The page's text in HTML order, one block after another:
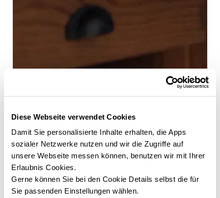
Diese Webseite verwendet Cookies
Damit Sie personalisierte Inhalte erhalten, die Apps
sozialer Netzwerke nutzen und wir die Zugriffe auf
unsere Webseite messen können, benutzen wir mit Ihrer
Erlaubnis Cookies.
Gerne können Sie bei den Cookie Details selbst die für
Sie passenden Einstellungen wählen.
Unser Ziel.
In einer Welt, die sich ständig wandelt, steht ELK für mehr als
nur Wohnraum. Wir träumen von einem Zuhause, das jedem
offensteht – modern, nachhaltig, voller Leben. Unsere Vision
ist es, die Zukunft des Wohnens neu zu gestalten, indem wir
Design, Ökologie und Leistbarkeit in Einklang bringen. Ein
Zuhause, das nicht nur ein Ort ist, sondern ein Gefühl: